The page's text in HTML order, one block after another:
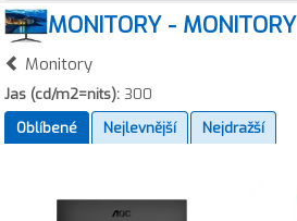
MONITORY - MONITORY
Monitory
Jas (cd/m2=nits): 300
Oblíbené
Nejlevnější Nejdražší